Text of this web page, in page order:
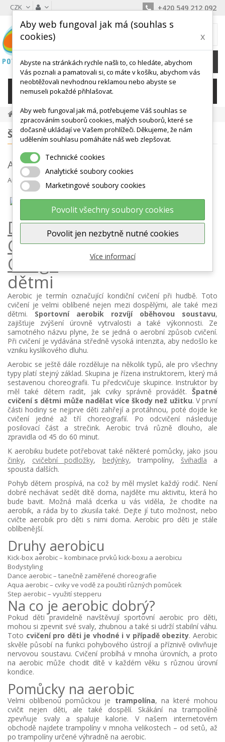
CZK +420 549 212 092
0 Kč
KATEGORIE
Novinky Z Blogu Aerobické Cvičení S Dětmi
ŠTÍTKY
Aerobické cvičení s dětmi
Autor Jitka Kopecká
Dětská trampolína
GongeDětská trampolina
Gonge
Aerobické cvičení s
dětmi
Aerobic je termín označující kondiční cvičení při hudbě. Toto
cvičení je velmi oblíbené nejen mezi dospělými, ale také mezi
dětmi. Sportovní aerobik rozvíjí oběhovou soustavu,
zajišťuje zvýšení úrovně vytrvalosti a také výkonnosti. Ze
samotného názvu plyne, že se jedná o aerobní způsob cvičení.
Při cvičení je vydávána středně vysoká intenzita, aby nedošlo ke
vzniku kyslíkového dluhu.
Aerobic se ještě dále rozděluje na několik typů, ale pro všechny
typy platí stejný základ. Skupina je řízena instruktorem, který má
sestavenou choreografii. Tu předcvičuje skupince. Instruktor by
měl také dětem radit, jak cviky správně provádět. Špatné
cvičení s dětmi může nadělat více škody než užitku. V první
části hodiny se nejprve děti zahřejí a protáhnou, poté dojde ke
cvičení jedné až tří choreografií. Po odcvičení následuje
posilovací část a strečink. Aerobic trvá různě dlouho, ale
zpravidla od 45 do 60 minut.
K aerobiku budete potřebovat také některé pomůcky, jako jsou
činky, cvičební podložky, bedýnky, trampolíny, švihadla a
spousta dalších.
Pohyb dětem prospívá, na což by měl myslet každý rodič. Není
dobré nechávat sedět dítě doma, najděte mu aktivitu, která ho
bude bavit. Možná malá dcerka u vás viděla, že chodíte na
aerobik, a ráda by to zkusila také. Dejte jí tuto možnost, nebo
cvičte aerobik pro děti s nimi doma. Aerobic pro děti je stále
oblíbenější.
Druhy aerobicu
Kick-box aerobic – kombinace prvků kick-boxu a aerobicu
Bodystyling
Dance aerobic – tanečně zaměřené choreografie
Aqua aerobic – cviky ve vodě za použití různých pomůcek
Step aerobic – využití stepperu
Na co je aerobic dobrý?
Pokud děti pravidelně navštěvují sportovní aerobic pro děti,
mohou si zpevnit své svaly, zhubnou a také si udrží stabilní váhu.
Toto cvičení pro děti je vhodné i v případě obezity. Aerobic
skvěle působí na funkci pohybového ústrojí a příznivě ovlivňuje
nervovou soustavu. Cvičení probíhá v mnoha úrovních, a proto
na aerobic může chodit dítě v každém věku s různou úrovní
kondice.
Pomůcky na aerobic
Velmi oblíbenou pomůckou je trampolína, na které mohou
cvičit nejen děti, ale také dospělí. Skákání na trampolíně
zpevňuje svaly a spaluje kalorie. V našem internetovém
obchodě najdete trampolíny v mnoha velikostech – od setů, až
po trampolíny určené výhradně na aerobic.
Aby web fungoval jak má (souhlas s
cookies)
x
Abyste na stránkách rychle našli to, co hledáte, abychom
Vás poznali a pamatovali si, co máte v košíku, abychom vás
neobtěžovali nevhodnou reklamou nebo abyste se
nemuseli pokaždé přihlašovat.
Aby web fungoval jak má, potřebujeme Váš souhlas se
zpracováním souborů cookies, malých souborů, které se
dočasně ukládají ve Vašem prohlížeči. Děkujeme, že nám
udělením souhlasu pomáháte náš web zlepšovat.
Technické cookies
Analytické soubory cookies
Marketingové soubory cookies
Povolit všechny soubory cookies
Povolit jen nezbytně nutné cookies
Více informací